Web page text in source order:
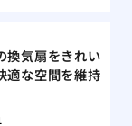
換気扇をきれい
適な空間を維持